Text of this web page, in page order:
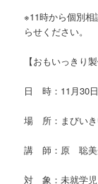
※11時から個別相
らせください。
【おもいっきり
日 時：11月30
場 所：まびい
講 師：原 聡美
対 象：未就学児